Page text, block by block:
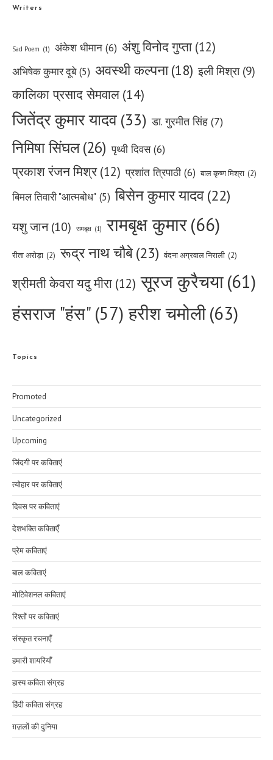
Writers
Sad Poem (1) अंकेश धीमान (6) अंशु विनोद गुप्ता (12)
अभिषेक कुमार दूबे (5) अवस्थी कल्पना (18) इली मिश्रा (9)
कालिका प्रसाद सेमवाल (14)
जितेंद्र कुमार यादव (33) डा. गुरमीत सिंह (7)
निमिषा सिंघल(26) पृथ्वी दिवस (6)
प्रकाश रंजन मिश्र (12) प्रशांत त्रिपाठी (6) बाल कृष्ण मिश्रा (2)
बिमल तिवारी "आत्मबोध" (5) बिसेन कुमार यादव(22)
यशु जान (10) रामबृक्ष (1) रामबृक्ष कुमार(66)
रीता अरोड़ा (2) रूद्र नाथ चौबे(23) वंदना अग्रवाल निराली (2)
श्रीमती केवरा यदु मीरा (12) सूरज कुरैचया(61)
हंसराज "हंस" (57) हरीश चमोली(63)
Topics
Promoted
Uncategorized
Upcoming
जिंदगी पर कविताएं
त्योहार पर कविताएं
दिवस पर कविताएं
देशभक्ति कविताएँ
प्रेम कविताएं
बाल कविताएं
मोटिवेशनल कविताएं
रिश्तों पर कविताएं
संस्कृत रचनाएँ
हमारी शायरियाँ
हास्य कविता संग्रह
हिंदी कविता संग्रह
ग़ज़लों की दुनिया